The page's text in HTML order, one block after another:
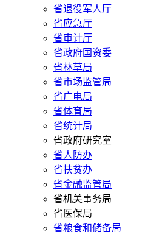
省退役军人厅
省应急厅
省审计厅
省政府国资委
省林草局
省市场监管局
省广电局
省体育局
省统计局
省政府研究室
省人防办
省扶贫办
省金融监管局
省机关事务局
省医保局
省粮食和储备局